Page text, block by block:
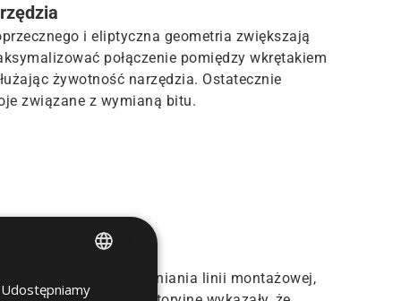
i eliptyczna geometria zwiększają
połączenie pomiędzy wkrętakiem
żywotność narzędzia. Ostatecznie
związane z wymianą bitu.
ma potrzeby spowalniania linii montażowej,
ENGLISH